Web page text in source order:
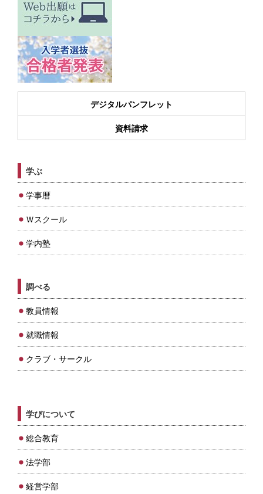
デジタルパンフレット
資料請求
学ぶ
学事暦
Ｗスクール
学内塾
調べる
教員情報
就職情報
クラブ・サークル
学びについて
総合教育
法学部
経営学部